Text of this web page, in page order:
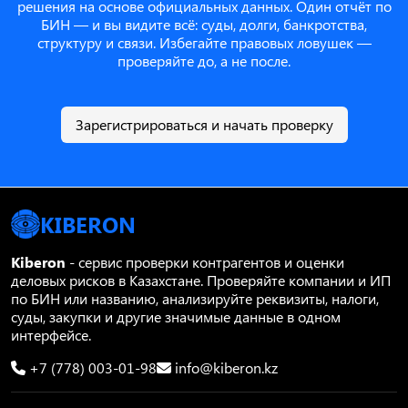
решения на основе официальных данных. Один отчёт по
БИН — и вы видите всё: суды, долги, банкротства,
структуру и связи. Избегайте правовых ловушек —
проверяйте до, а не после.
Зарегистрироваться и начать проверку
KIBERON
Kiberon - сервис проверки контрагентов и оценки
деловых рисков в Казахстане. Проверяйте компании и ИП
по БИН или названию, анализируйте реквизиты, налоги,
суды, закупки и другие значимые данные в одном
интерфейсе.
+7 (778) 003-01-98
info@kiberon.kz